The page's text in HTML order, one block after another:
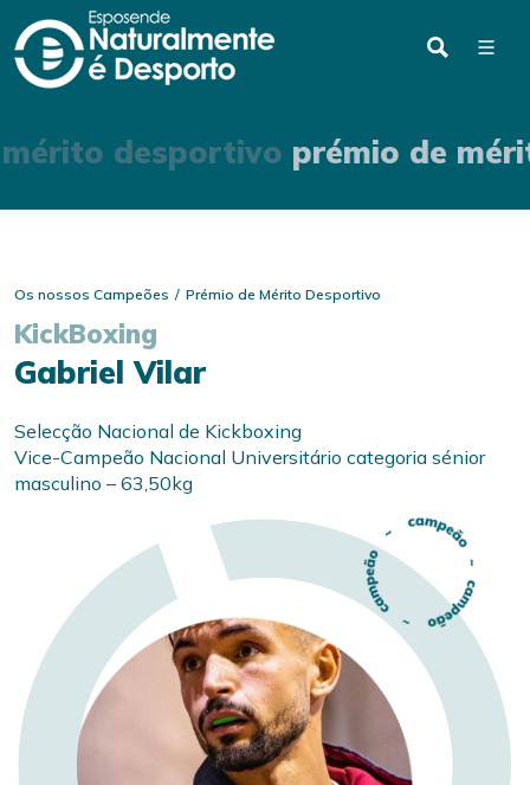
desportivo prémio de
Os nossos Campeões Prémio de Mérito Desportivo
KickBoxing
Gabriel Vilar
Selecção Nacional de Kickboxing
Vice-Campeão Nacional Universitário categoria sénior
masculino – 63,50kg